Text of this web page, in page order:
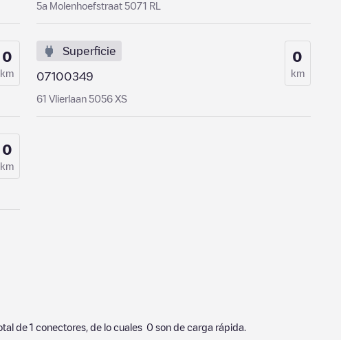
5a Molenhoefstraat 5071 RL
0
km
Superficie
07100349
61 Vlierlaan 5056 XS
0
km
0
km
de 1 conectores, de lo cuales 0 son de carga rápida.